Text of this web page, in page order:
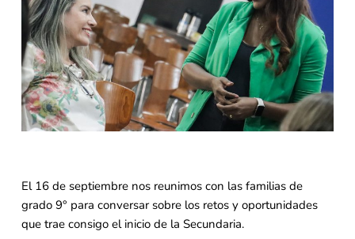
El 16 de septiembre nos reunimos con las familias de
grado 9° para conversar sobre los retos y oportunidades
que trae consigo el inicio de la Secundaria.